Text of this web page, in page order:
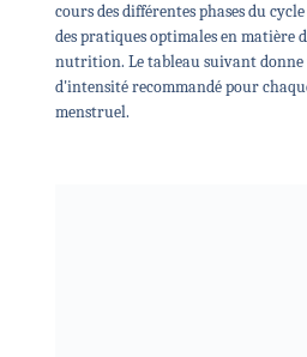
cours des différentes phases du
des pratiques optimales en matière
nutrition. Le tableau suivant donne
d'intensité recommandé pour
menstruel.